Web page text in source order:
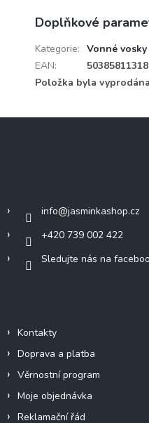
Doplňkové
Kategorie: Vonné
EAN:
Položka byla
info@jasminkashop.cz
+420 739 002 422
Sledujte nás na
Kontakty
Doprava a platba
Věrnostní program
Moje objednávka
Reklamační řád